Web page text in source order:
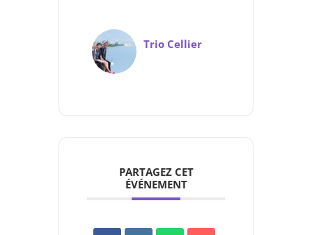
Trio Cellier
PARTAGEZ CET
ÉVÉNEMENT